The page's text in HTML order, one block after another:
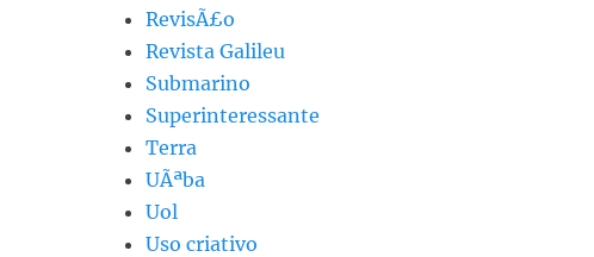
RevisÃ£o
Revista Galileu
Submarino
Superinteressante
Terra
UÃªba
Uol
Uso criativo